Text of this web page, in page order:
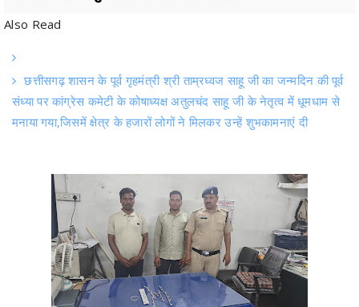
छत्तीसगढ़ शासन के पूर्व गृहमंत्री श्री ताम्रध्वज साहू जी का जन्मदिन की पूर्व
संध्या पर कांग्रेस कमेटी के कोषाध्यक्ष अतुलचंद साहू जी के नेतृत्व में धूमधाम से
मनाया गया,जिसमें क्षेत्र के हजारों लोगों ने मिलकर उन्हें शुभकामनाएं दी